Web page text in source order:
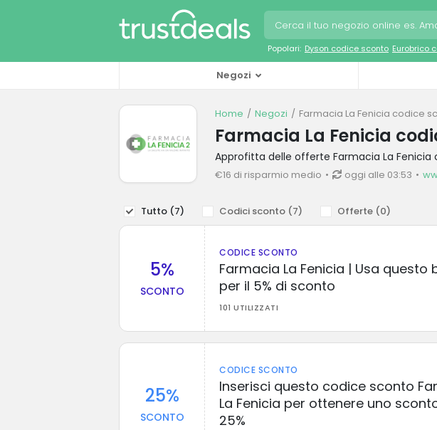
Popolari: Dyson codice sconto Eurobrico
Negozi
Home Negozi Farmacia La Fenicia codice
Farmacia La Fenicia
Approfitta delle offerte Farmacia La Fenicia
€16 di risparmio medio oggi alle 03:53
Tutto (7) Codici sconto (7) Offerte (0)
5%
SCONTO
CODICE SCONTO
Farmacia La Fenicia | Usa questo
per il 5% di sconto
101 UTILIZZATI
25%
SCONTO
CODICE SCONTO
Inserisci questo codice sconto
La Fenicia per ottenere uno
25%